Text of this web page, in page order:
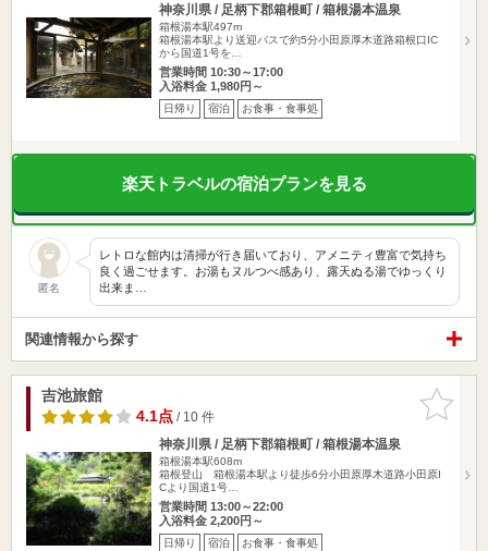
神奈川県 / 足柄下郡箱根町 / 箱根湯本温泉
箱根湯本駅497m
箱根湯本駅より送迎バスで約5分小田原厚木道路箱根口IC
から国道1号を…
営業時間 10:30～17:00
入浴料金 1,980円～
日帰り 宿泊 お食事・食事処
楽天トラベルの宿泊プランを見る
匿名
レトロな館内は清掃が行き届いており、アメニティ豊富で気持ち
良く過ごせます。お湯もヌルつべ感あり、露天ぬる湯でゆっくり
出来ま…
関連情報から探す
お気に入
りに追加
吉池旅館
4.1点/ 10 件
神奈川県 / 足柄下郡箱根町 / 箱根湯本温泉
箱根湯本駅608m
箱根登山 箱根湯本駅より徒歩6分小田原厚木道路小田原I
Cより国道1号…
営業時間 13:00～22:00
入浴料金 2,200円～
日帰り 宿泊 お食事・食事処